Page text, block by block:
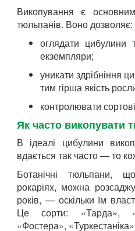
Викопування є
тюльпанів. Воно дозволяє:
оглядати цибулини
екземпляри;
уникати здрібніння
тим гірша якість
контролювати
Як часто викопувати
В ідеалі цибулини
вдається так часто — то
Ботанічні тюльпани,
рокаріях, можна
років, — оскільки їм
Це сорти: «Тарда»,
«Фостера»,